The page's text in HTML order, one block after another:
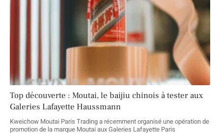
Top découverte : Moutai, le baijiu chinois à tester aux
Galeries Lafayette Haussmann
Kweichow Moutai Paris Trading a récemment organisé une opération de
promotion de la marque Moutai aux Galeries Lafayette Paris